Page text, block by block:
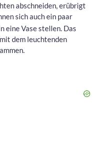
abschneiden, erübrigt
sich auch ein paar
eine Vase stellen. Das
dem leuchtenden